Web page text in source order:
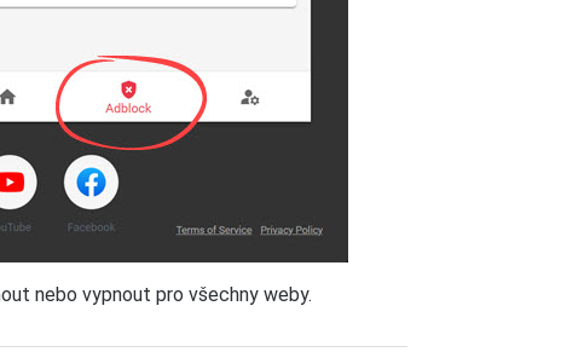
nebo vypnout pro všechny weby.